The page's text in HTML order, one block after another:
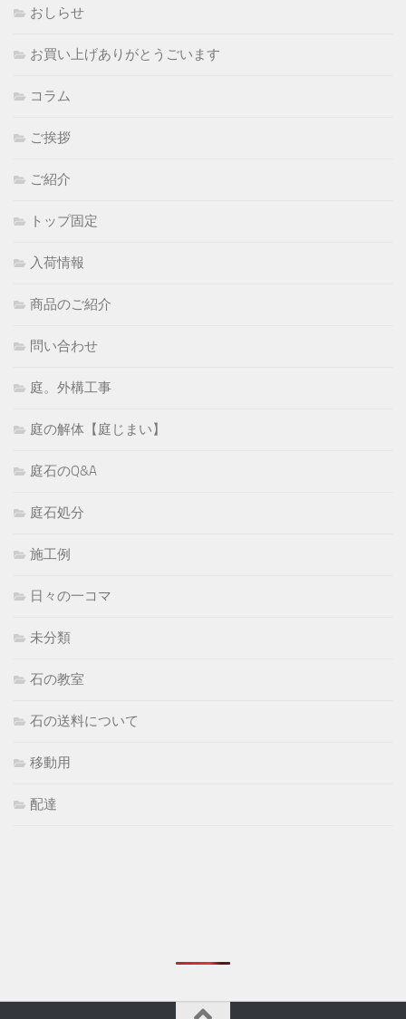
おしらせ
お買い上げありがとうごいます
コラム
ご挨拶
ご紹介
トップ固定
入荷情報
商品のご紹介
問い合わせ
庭。外構工事
庭の解体【庭じまい】
庭石のQ&A
庭石処分
施工例
日々の一コマ
未分類
石の教室
石の送料について
移動用
配達